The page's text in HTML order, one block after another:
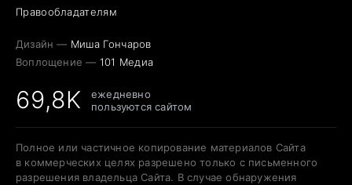
Правообладателям
Дизайн — Миша Гончаров
Воплощение — 101 Медиа
69,8K
ежедневно
пользуются сайтом
Полное или частичное копирование материалов Сайта
в коммерческих целях разрешено только с письменного
разрешения владельца Сайта. В случае обнаружения